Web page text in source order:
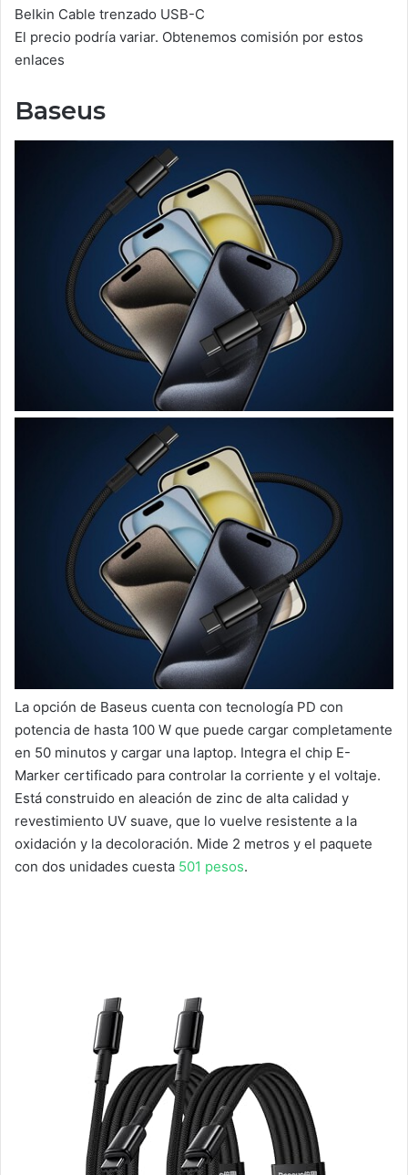
Belkin Cable trenzado USB-C
El precio podría variar. Obtenemos comisión por estos
enlaces
Baseus
La opción de Baseus cuenta con tecnología PD con
potencia de hasta 100 W que puede cargar completamente
en 50 minutos y cargar una laptop. Integra el chip E-
Marker certificado para controlar la corriente y el voltaje.
Está construido en aleación de zinc de alta calidad y
revestimiento UV suave, que lo vuelve resistente a la
oxidación y la decoloración. Mide 2 metros y el paquete
con dos unidades cuesta 501 pesos.